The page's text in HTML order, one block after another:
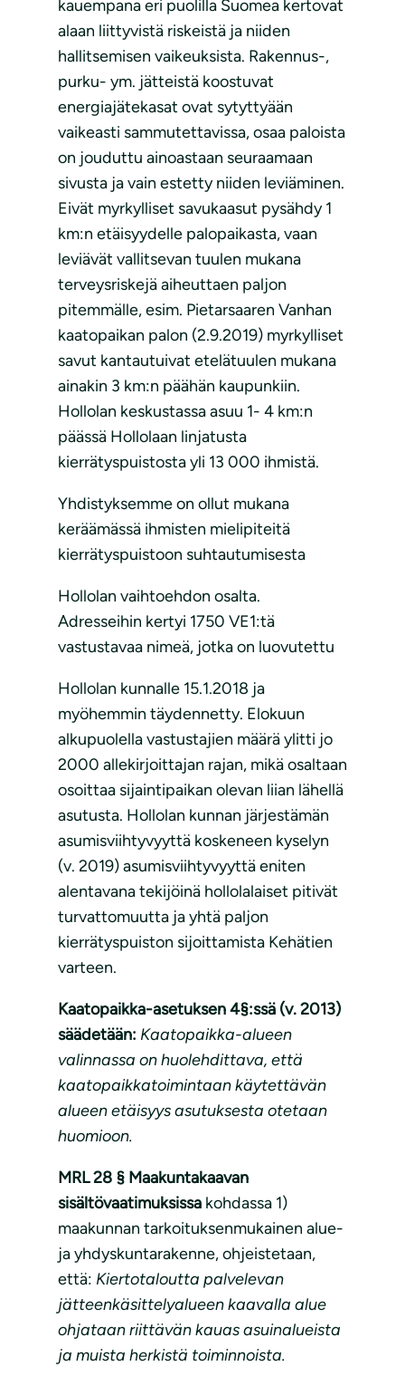
kauempana eri puolilla Suomea kertovat
alaan liittyvistä riskeistä ja niiden
hallitsemisen vaikeuksista. Rakennus-,
purku- ym. jätteistä koostuvat
energiajätekasat ovat sytyttyään
vaikeasti sammutettavissa, osaa paloista
on jouduttu ainoastaan seuraamaan
sivusta ja vain estetty niiden leviäminen.
Eivät myrkylliset savukaasut pysähdy 1
km:n etäisyydelle palopaikasta, vaan
leviävät vallitsevan tuulen mukana
terveysriskejä aiheuttaen paljon
pitemmälle, esim. Pietarsaaren Vanhan
kaatopaikan palon (2.9.2019) myrkylliset
savut kantautuivat etelätuulen mukana
ainakin 3 km:n päähän kaupunkiin.
Hollolan keskustassa asuu 1- 4 km:n
päässä Hollolaan linjatusta
kierrätyspuistosta yli 13 000 ihmistä.
Yhdistyksemme on ollut mukana
keräämässä ihmisten mielipiteitä
kierrätyspuistoon suhtautumisesta
Hollolan vaihtoehdon osalta.
Adresseihin kertyi 1750 VE1:tä
vastustavaa nimeä, jotka on luovutettu
Hollolan kunnalle 15.1.2018 ja
myöhemmin täydennetty. Elokuun
alkupuolella vastustajien määrä ylitti jo
2000 allekirjoittajan rajan, mikä osaltaan
osoittaa sijaintipaikan olevan liian lähellä
asutusta. Hollolan kunnan järjestämän
asumisviihtyvyyttä koskeneen kyselyn
(v. 2019) asumisviihtyvyyttä eniten
alentavana tekijöinä hollolalaiset pitivät
turvattomuutta ja yhtä paljon
kierrätyspuiston sijoittamista Kehätien
varteen.
Kaatopaikka-asetuksen 4§:ssä (v. 2013)
säädetään: Kaatopaikka-alueen
valinnassa on huolehdittava, että
kaatopaikkatoimintaan käytettävän
alueen etäisyys asutuksesta otetaan
huomioon.
MRL 28 § Maakuntakaavan
sisältövaatimuksissa kohdassa 1)
maakunnan tarkoituksenmukainen alue-
ja yhdyskuntarakenne, ohjeistetaan,
että: Kiertotaloutta palvelevan
jätteenkäsittelyalueen kaavalla alue
ohjataan riittävän kauas asuinalueista
ja muista herkistä toiminnoista.